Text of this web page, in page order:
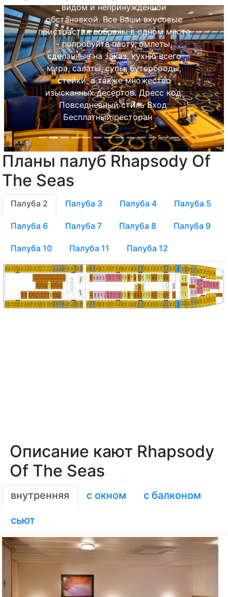
видом и непринужденной
обстановкой. Все Ваши вкусовые
пристрастия собраны в одном месте
- попробуйте пасту, омлеты,
сделанные на заказ, кухню всего
мира, салаты, супы, бутерброды,
стейки, а также множество
изысканных десертов. Дресс код:
Повседневный стиль Вход:
Бесплатный ресторан
Previous
Next
Планы палуб Rhapsody Of
The Seas
Палуба 2 Палуба 3 Палуба 4 Палуба 5
Палуба 6 Палуба 7 Палуба 8 Палуба 9
Палуба 10 Палуба 11 Палуба 12
Описание кают Rhapsody
Of The Seas
внутренняя с окном с балконом
сьют